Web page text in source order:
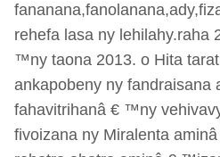
rehefa lasa ny lehilahy.raha
™ny taona 2013. o Hita
ankapobeny ny fandraisana
fahavitrihanâ € ™ny
fivoizana ny Miralenta